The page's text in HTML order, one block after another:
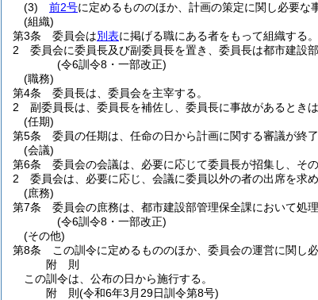
(3)
前2号に定めるもののほか、計画の策定に関し必要な
(組織)
第3条
委員会は別表に掲げる職にある者をもって組織する。
2
委員会に委員長及び副委員長を置き、委員長は都市建設
(令6訓令8・一部改正)
(職務)
第4条
委員長は、委員会を主宰する。
2
副委員長は、委員長を補佐し、委員長に事故があるとき
(任期)
第5条
委員の任期は、任命の日から計画に関する審議が終
(会議)
第6条
委員会の会議は、必要に応じて委員長が招集し、その
2
委員会は、必要に応じ、会議に委員以外の者の出席を求
(庶務)
第7条
委員会の庶務は、都市建設部管理保全課において処理
(令6訓令8・一部改正)
(その他)
第8条
この訓令に定めるもののほか、委員会の運営に関し
附 則
この訓令は、公布の日から施行する。
附 則(令和6年3月29日訓令第8号)